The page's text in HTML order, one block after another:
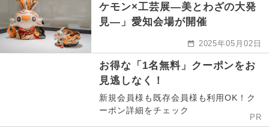
ケモン×工芸展―美とわざの大発
見―」愛知会場が開催
2025年05月02日
お得な「1名無料」クーポンをお
見逃しなく！
新規会員様も既存会員様も利用OK！ク
ーポン詳細をチェック
PR